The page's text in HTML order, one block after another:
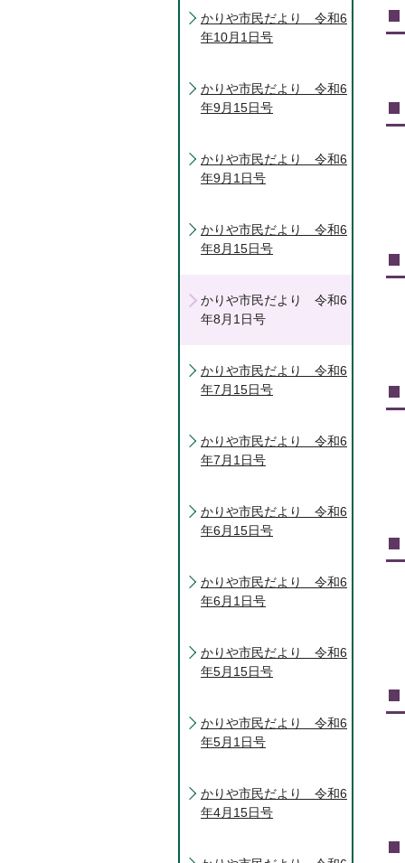
かりや市民だより 令和6
年10月1日号
かりや市民だより 令和6
年9月15日号
かりや市民だより 令和6
年9月1日号
かりや市民だより 令和6
年8月15日号
かりや市民だより 令和6
年8月1日号
かりや市民だより 令和6
年7月15日号
かりや市民だより 令和6
年7月1日号
かりや市民だより 令和6
年6月15日号
かりや市民だより 令和6
年6月1日号
かりや市民だより 令和6
年5月15日号
かりや市民だより 令和6
年5月1日号
かりや市民だより 令和6
年4月15日号